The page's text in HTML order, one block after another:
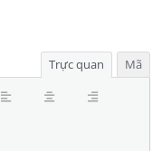
Trực quan Mã